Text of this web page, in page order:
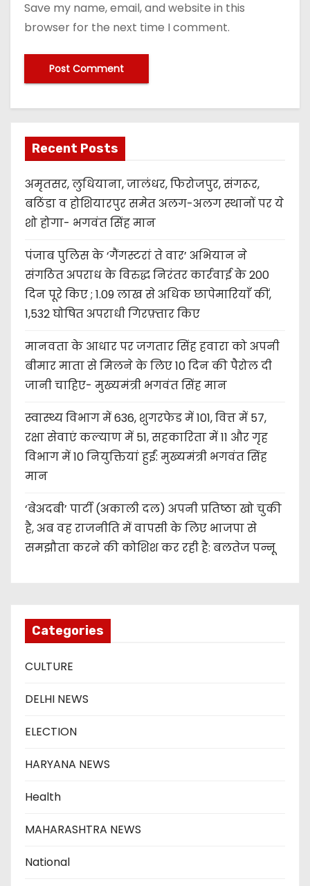
Save my name, email, and website in this
browser for the next time I comment.
Recent Posts
अमृतसर, लुधियाना, जालंधर, फिरोजपुर, संगरूर,
बठिंडा व होशियारपुर समेत अलग-अलग स्थानों पर ये
शो होगा- भगवंत सिंह मान
पंजाब पुलिस के ‘गैंगस्टरां ते वार’ अभियान ने
संगठित अपराध के विरुद्ध निरंतर कार्रवाई के 200
दिन पूरे किए ; 1.09 लाख से अधिक छापेमारियाँ कीं,
1,532 घोषित अपराधी गिरफ़्तार किए
मानवता के आधार पर जगतार सिंह हवारा को अपनी
बीमार माता से मिलने के लिए 10 दिन की पैरोल दी
जानी चाहिए- मुख्यमंत्री भगवंत सिंह मान
स्वास्थ्य विभाग में 636, शुगरफेड में 101, वित्त में 57,
रक्षा सेवाएं कल्याण में 51, सहकारिता में 11 और गृह
विभाग में 10 नियुक्तियां हुईं: मुख्यमंत्री भगवंत सिंह
मान
‘बेअदबी’ पार्टी (अकाली दल) अपनी प्रतिष्ठा खो चुकी
है, अब वह राजनीति में वापसी के लिए भाजपा से
समझौता करने की कोशिश कर रही है: बलतेज पन्नू
Categories
CULTURE
DELHI NEWS
ELECTION
HARYANA NEWS
Health
MAHARASHTRA NEWS
National